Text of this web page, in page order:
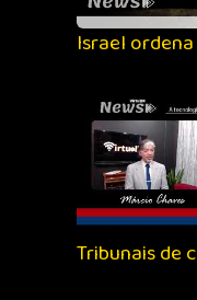
Israel
Tribunais de